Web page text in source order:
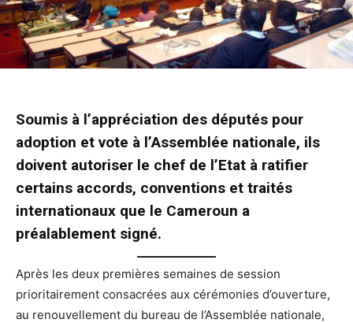
Soumis à l’appréciation des députés pour
adoption et vote à l’Assemblée nationale, ils
doivent autoriser le chef de l’Etat à ratifier
certains accords, conventions et traités
internationaux que le Cameroun a
préalablement signé.
Après les deux premières semaines de session
prioritairement consacrées aux cérémonies d’ouverture,
au renouvellement du bureau de l’Assemblée nationale,